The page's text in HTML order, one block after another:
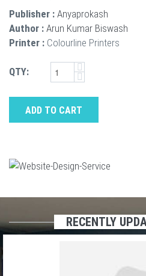
Publisher : Anyaprokash
Author : Arun Kumar Biswash
Printer : Colourline Printers
QTY:
ADD TO CART
RECENTLY